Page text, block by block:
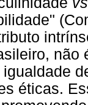
não
éticas.